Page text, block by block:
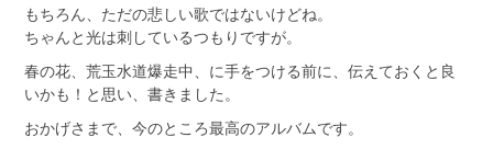
もちろん、ただの悲しい歌ではないけどね。
ちゃんと光は刺しているつもりですが。
春の花、荒玉水道爆走中、に手をつける前に、伝えておくと良
いかも！と思い、書きました。
おかげさまで、今のところ最高のアルバムです。